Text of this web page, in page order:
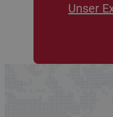
Unser